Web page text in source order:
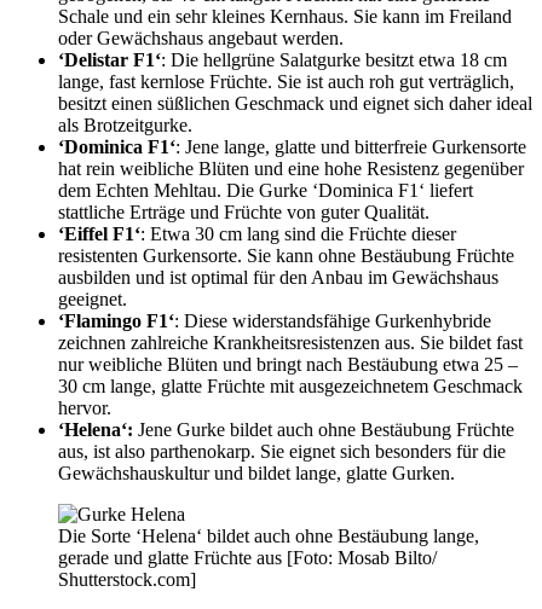
Schale und ein sehr kleines Kernhaus. Sie kann im Freiland
oder Gewächshaus angebaut werden.
‘Delistar F1‘: Die hellgrüne Salatgurke besitzt etwa 18 cm
lange, fast kernlose Früchte. Sie ist auch roh gut verträglich,
besitzt einen süßlichen Geschmack und eignet sich daher ideal
als Brotzeitgurke.
‘Dominica F1‘: Jene lange, glatte und bitterfreie Gurkensorte
hat rein weibliche Blüten und eine hohe Resistenz gegenüber
dem Echten Mehltau. Die Gurke ‘Dominica F1‘ liefert
stattliche Erträge und Früchte von guter Qualität.
‘Eiffel F1‘: Etwa 30 cm lang sind die Früchte dieser
resistenten Gurkensorte. Sie kann ohne Bestäubung Früchte
ausbilden und ist optimal für den Anbau im Gewächshaus
geeignet.
‘Flamingo F1‘: Diese widerstandsfähige Gurkenhybride
zeichnen zahlreiche Krankheitsresistenzen aus. Sie bildet fast
nur weibliche Blüten und bringt nach Bestäubung etwa 25 –
30 cm lange, glatte Früchte mit ausgezeichnetem Geschmack
hervor.
‘Helena‘: Jene Gurke bildet auch ohne Bestäubung Früchte
aus, ist also parthenokarp. Sie eignet sich besonders für die
Gewächshauskultur und bildet lange, glatte Gurken.
Die Sorte ‘Helena‘ bildet auch ohne Bestäubung lange,
gerade und glatte Früchte aus [Foto: Mosab Bilto/
Shutterstock.com]